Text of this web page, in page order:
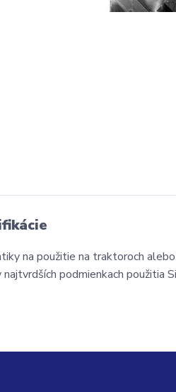
na použitie na traktoroch
podmienkach použitia